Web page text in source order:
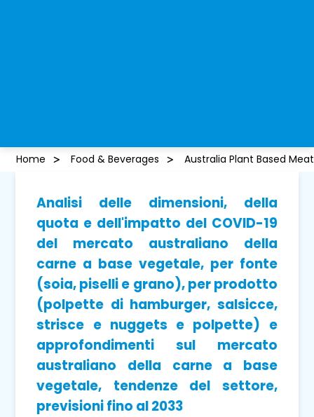
Home Food & Beverages Australia Plant Based
Analisi delle dimensioni, della
quota e dell'impatto del COVID-19
del mercato australiano della
carne a base vegetale, per fonte
(soia, piselli e grano), per prodotto
(polpette di hamburger, salsicce,
strisce e nuggets e polpette) e
approfondimenti sul mercato
australiano della carne a base
vegetale, tendenze del settore,
previsioni fino al 2033